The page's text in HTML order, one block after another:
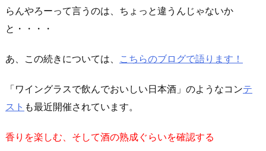
らんやろーって言うのは、ちょっと違うんじゃないか
と・・・・
あ、この続きについては、 こちらのブログで語ります！
「ワイングラスで飲んでおいしい日本酒」のようなコンテ
スト も最近開催されています。
香りを楽しむ、そして酒の熟成ぐらいを確認する